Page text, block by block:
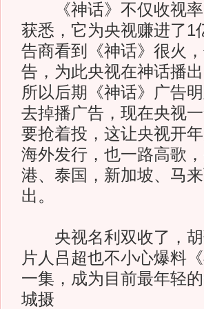
《神话》不仅收视率
获悉，它为央视赚进了1
告商看到《神话》很火
告，为此央视在神话播
所以后期《神话》广告
去掉播广告，现在央视
要抢着投，这让央视开
海外发行，也一路高歌
港、泰国，新加坡、马
出。
央视名利双收了，胡
片人吕超也不小心爆料
一集，成为目前最年轻
城摄